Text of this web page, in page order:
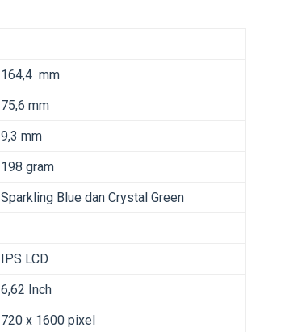
164,4 mm
75,6 mm
9,3 mm
198 gram
Sparkling Blue dan Crystal Green
IPS LCD
6,62 Inch
720 x 1600 pixel